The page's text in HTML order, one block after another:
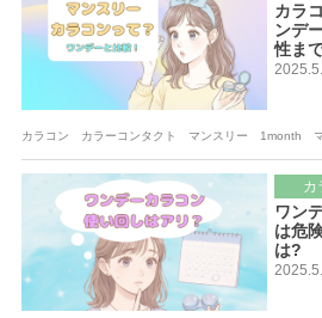
カラ
ンデ
性ま
カラコン カラーコンタクト マンスリー 1month マ
カ
ワン
は危
は?